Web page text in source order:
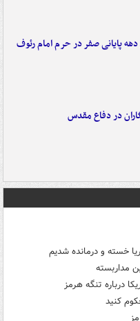
پایانی صفر در حرم امام رئوف
در دفاع مقدس
درباره تنگه هرمز
کنید